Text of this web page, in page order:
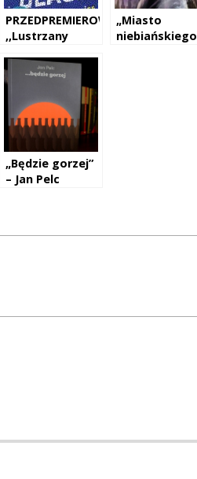
PRZEDPREMIEROWO-
,,Lustrzany
Black” – Gavin
Extence
„Miasto
niebiańskiego
„Będzie gorzej”
– Jan Pelc